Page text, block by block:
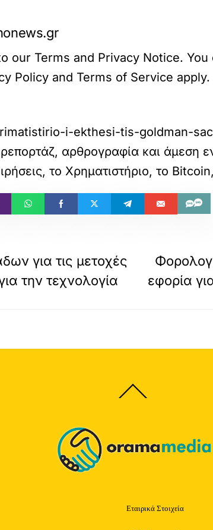
our Terms and Privacy Notice.
Policy and Terms of Service apply.
i-ekthesi-tis-goldman-
αρθρογραφία και άμεση
το Χρηματιστήριο, το
για τις μετοχές
την τεχνολογία
εφορία
Back
To
Εταιρικά Στοιχεία